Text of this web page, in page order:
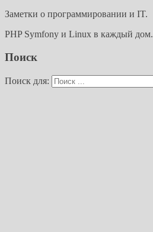
Заметки о программировании и IT.
PHP Symfony и Linux в каждый дом.
Поиск
Поиск для: